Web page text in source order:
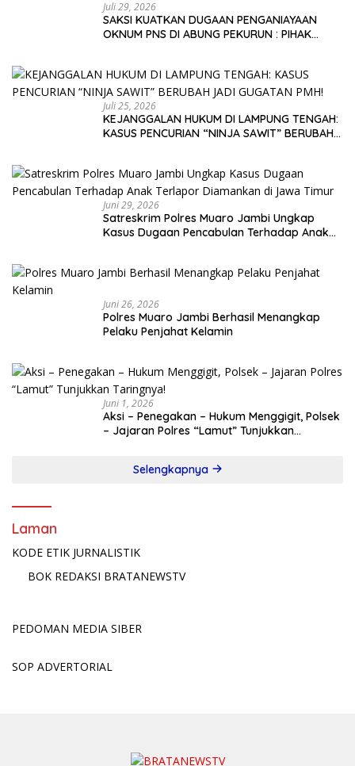
Juli 29, 2026
SAKSI KUATKAN DUGAAN PENGANIAYAAN
OKNUM PNS DI ABUNG PEKURUN : PIHAK
Juli 25, 2026
KEJANGGALAN HUKUM DI LAMPUNG TENGAH:
KASUS PENCURIAN “NINJA SAWIT” BERUBAH
Juni 29, 2026
Satreskrim Polres Muaro Jambi Ungkap
Kasus Dugaan Pencabulan Terhadap Anak
Juni 26, 2026
Polres Muaro Jambi Berhasil Menangkap
Pelaku Penjahat Kelamin
Juni 1, 2026
Aksi – Penegakan – Hukum Menggigit, Polsek
– Jajaran Polres “Lamut” Tunjukkan
Selengkapnya
Laman
KODE ETIK JURNALISTIK
BOK REDAKSI BRATANEWSTV
PEDOMAN MEDIA SIBER
SOP ADVERTORIAL